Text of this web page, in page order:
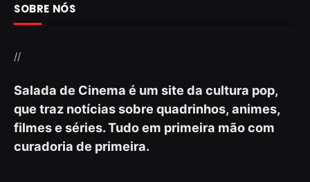
SOBRE NÓS
//
Salada de Cinema é um site da cultura pop,
que traz notícias sobre quadrinhos, animes,
filmes e séries. Tudo em primeira mão com
curadoria de primeira.